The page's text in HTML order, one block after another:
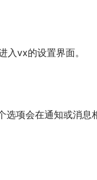
vx的设置界面。
项会在通知或消息